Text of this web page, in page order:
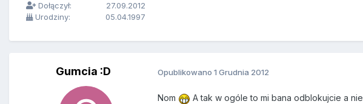
Dołączył:
27.09.2012
Urodziny:
05.04.1997
Gumcia :D Opublikowano 1 Grudnia 2012
Nom A tak w ogóle to mi bana odblokujcie a nie